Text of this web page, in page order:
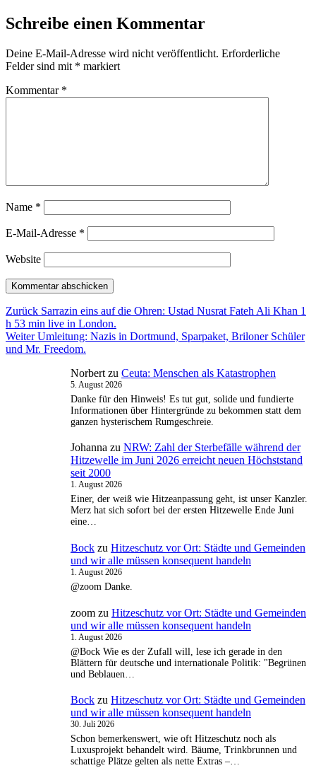
Schreibe einen Kommentar
Deine E-Mail-Adresse wird nicht veröffentlicht. Erforderliche
Felder sind mit * markiert
Kommentar *
Name *
E-Mail-Adresse *
Website
Beitragsnavigation
Zurück Vorheriger
Beitrag:
Sarrazin eins auf die Ohren: Ustad Nusrat Fateh Ali Khan 1
h 53 min live in London.
Weiter Nächster
Beitrag:
Umleitung: Nazis in Dortmund, Sparpaket, Briloner Schüler
und Mr. Freedom.
Norbert zu Ceuta: Menschen als Katastrophen
5. August 2026
Danke für den Hinweis! Es tut gut, solide und fundierte
Informationen über Hintergründe zu bekommen statt dem
ganzen hysterischem Rumgeschreie.
Johanna zu NRW: Zahl der Sterbefälle während der
Hitzewelle im Juni 2026 erreicht neuen Höchststand
seit 2000
1. August 2026
Einer, der weiß wie Hitzeanpassung geht, ist unser Kanzler.
Merz hat sich sofort bei der ersten Hitzewelle Ende Juni
eine…
Bock zu Hitzeschutz vor Ort: Städte und Gemeinden
und wir alle müssen konsequent handeln
1. August 2026
@zoom Danke.
zoom zu Hitzeschutz vor Ort: Städte und Gemeinden
und wir alle müssen konsequent handeln
1. August 2026
@Bock Wie es der Zufall will, lese ich gerade in den
Blättern für deutsche und internationale Politik: "Begrünen
und Beblauen…
Bock zu Hitzeschutz vor Ort: Städte und Gemeinden
und wir alle müssen konsequent handeln
30. Juli 2026
Schon bemerkenswert, wie oft Hitzeschutz noch als
Luxusprojekt behandelt wird. Bäume, Trinkbrunnen und
schattige Plätze gelten als nette Extras –…